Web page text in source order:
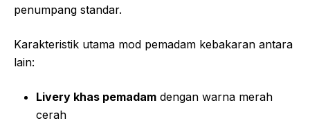
penumpang standar.
Karakteristik utama mod pemadam kebakaran antara
lain:
Livery khas pemadam dengan warna merah
cerah